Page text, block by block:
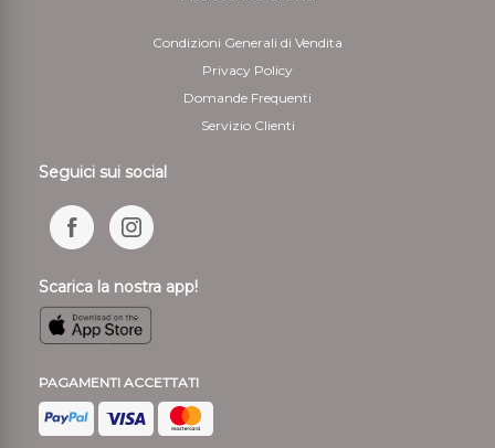
Condizioni Generali di Vendita
Privacy Policy
Domande Frequenti
Servizio Clienti
Seguici sui social
Scarica la nostra app!
PAGAMENTI ACCETTATI